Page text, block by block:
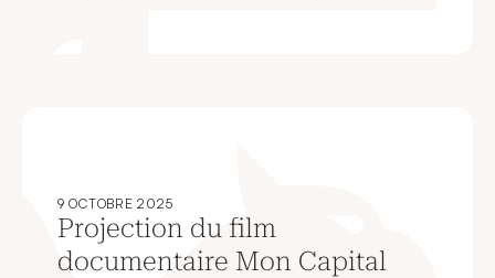
9 OCTOBRE 2025
Projection du film
documentaire Mon Capital